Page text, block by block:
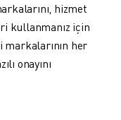
hizmet
kullanmanız için
her
onayını